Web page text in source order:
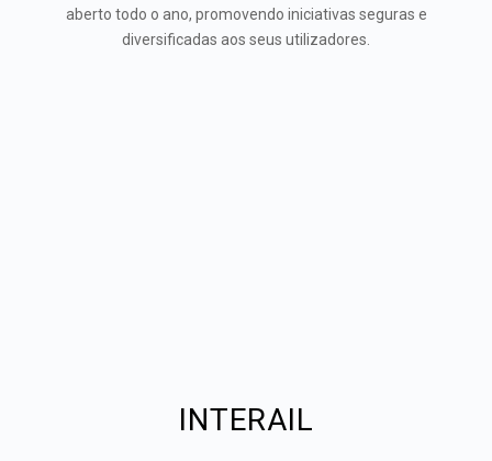
aberto todo o ano, promovendo iniciativas seguras e
diversificadas aos seus utilizadores.
INTERAIL